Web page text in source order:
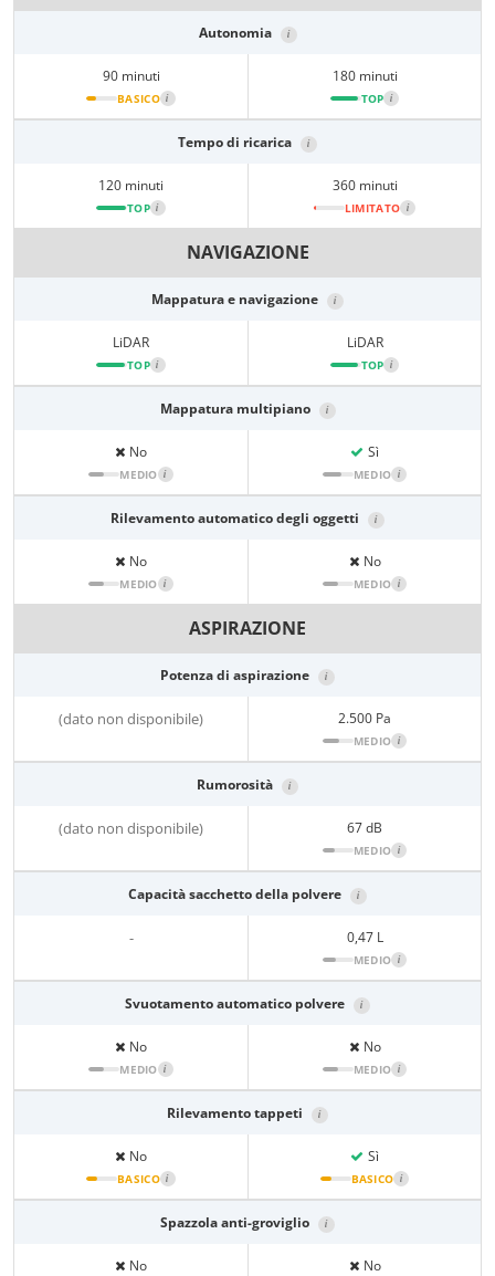
Autonomia i
90 minuti
BASICO i
180 minuti
TOP i
Tempo di ricarica i
120 minuti
TOP i
360 minuti
LIMITATO i
NAVIGAZIONE
Mappatura e navigazione i
LiDAR
TOP i
LiDAR
TOP i
Mappatura multipiano i
No
MEDIO i
Sì
MEDIO i
Rilevamento automatico degli oggetti i
No
MEDIO i
No
MEDIO i
ASPIRAZIONE
Potenza di aspirazione i
(dato non disponibile) 2.500 Pa
MEDIO i
Rumorosità i
(dato non disponibile) 67 dB
MEDIO i
Capacità sacchetto della polvere i
- 0,47 L
MEDIO i
Svuotamento automatico polvere i
No
MEDIO i
No
MEDIO i
Rilevamento tappeti i
No
BASICO i
Sì
BASICO i
Spazzola anti-groviglio i
No No